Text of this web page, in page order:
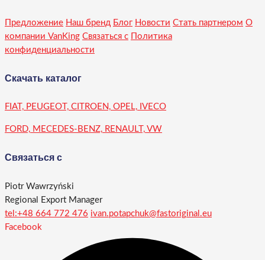
Предложение Наш бренд Блог Новости Стать партнером О
компании VanKing Связаться с Политика
конфиденциальности
Скачать каталог
FIAT, PEUGEOT, CITROEN, OPEL, IVECO
FORD, MECEDES-BENZ, RENAULT, VW
Связаться с
Piotr Wawrzyński
Regional Export Manager
tel:+48 664 772 476 ivan.potapchuk@fastoriginal.eu
Facebook